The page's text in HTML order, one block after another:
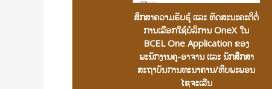
ສຶກສາຄວາມຮັບຮູ້ ເເລະ ທັດສະນະຄະຕິຕໍ່
ການເລືອກໃຊ້ບໍລິການ OneX ໃນ
BCEL One Application ຂອງ
ພະນັກງານຄູ-ອາຈານ ເເລະ ນັກສຶກສາ
ສະຖາບັນການທະນາຄານ/ທິບພະພອນ
ໄຊຈະເລີນ